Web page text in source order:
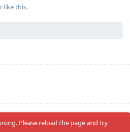
like this.
Please reload the page and try